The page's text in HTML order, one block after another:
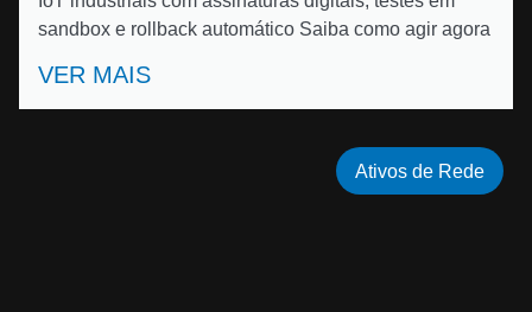
sandbox e rollback automático Saiba como agir agora
VER MAIS
Ativos de Rede